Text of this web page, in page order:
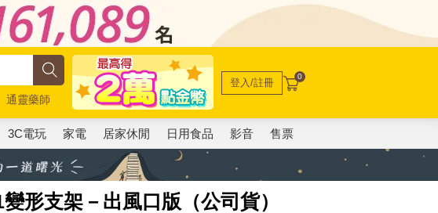
通靈藥師
登入/註冊 0
3C電玩 家電 居家休閒 日用食品 影音 售票
形支架－出風口版（公司貨）